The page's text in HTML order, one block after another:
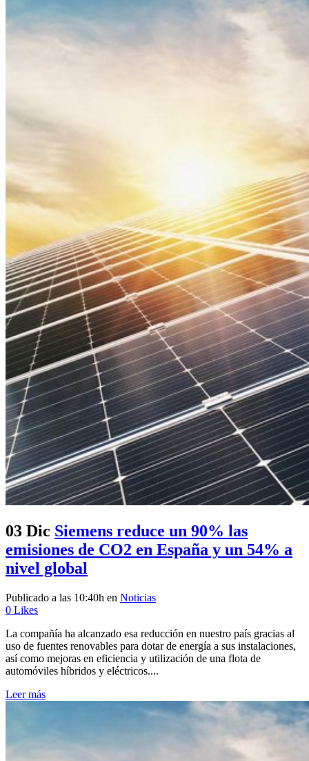
03 Dic Siemens reduce un 90% las
emisiones de CO2 en España y un 54% a
nivel global
Publicado a las 10:40h en Noticias
0 Likes
La compañía ha alcanzado esa reducción en nuestro país gracias al
uso de fuentes renovables para dotar de energía a sus instalaciones,
así como mejoras en eficiencia y utilización de una flota de
automóviles híbridos y eléctricos....
Leer más